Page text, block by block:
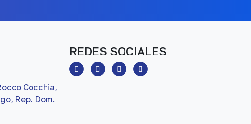
Cocchia,
Rep. Dom.
REDES SOCIALES